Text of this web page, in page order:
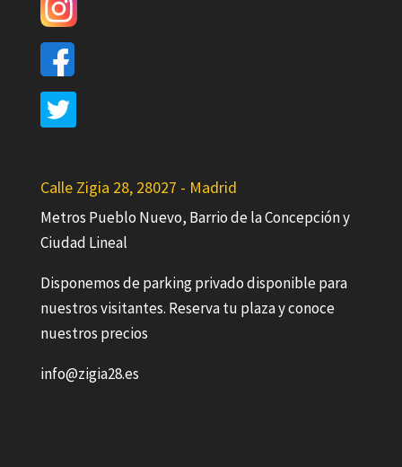
Calle Zigia 28, 28027 - Madrid
Metros Pueblo Nuevo, Barrio de la Concepción y
Ciudad Lineal
Disponemos de parking privado disponible para
nuestros visitantes. Reserva tu plaza y conoce
nuestros precios
info@zigia28.es